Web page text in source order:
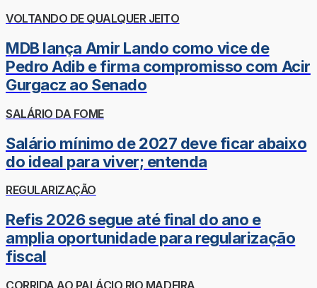
VOLTANDO DE QUALQUER JEITO
MDB lança Amir Lando como vice de
Pedro Adib e firma compromisso com Acir
Gurgacz ao Senado
SALÁRIO DA FOME
Salário mínimo de 2027 deve ficar abaixo
do ideal para viver; entenda
REGULARIZAÇÃO
Refis 2026 segue até final do ano e
amplia oportunidade para regularização
fiscal
CORRIDA AO PALÁCIO RIO MADEIRA